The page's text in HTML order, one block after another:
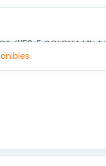
#152-5 COLONIA VILLA